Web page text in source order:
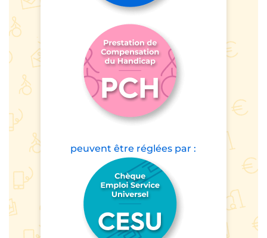
peuvent être réglées par :